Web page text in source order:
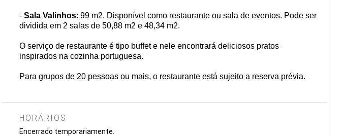
- Sala Valinhos: 99 m2. Disponível como restaurante ou sala de eventos. Pode ser
dividida em 2 salas de 50,88 m2 e 48,34 m2.
O serviço de restaurante é tipo buffet e nele encontrará deliciosos pratos
inspirados na cozinha portuguesa.
Para grupos de 20 pessoas ou mais, o restaurante está sujeito a reserva prévia.
HORÁRIOS
Encerrado temporariamente.